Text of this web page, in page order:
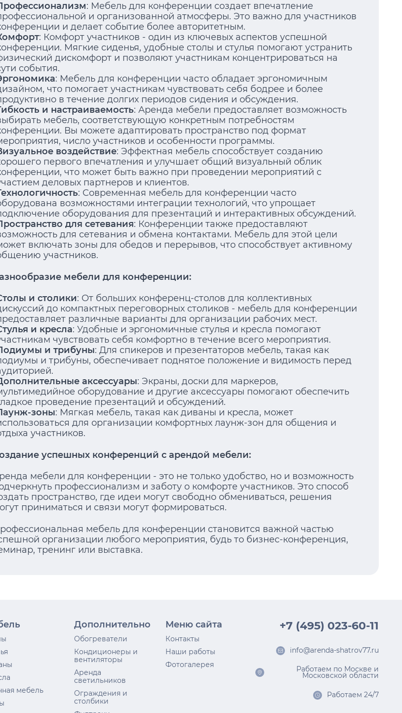
: Мебель для конференции создает впечатление
и организованной атмосферы. Это важно для участников
и делает событие более авторитетным.
: Комфорт участников - один из ключевых аспектов успешной
Мягкие сиденья, удобные столы и стулья помогают устранить
дискомфорт и позволяют участникам концентрироваться на
события.
: Мебель для конференции часто обладает эргономичным
что помогает участникам чувствовать себя бодрее и более
в течение долгих периодов сидения и обсуждения.
и настраиваемость: Аренда мебели предоставляет возможность
мебель, соответствующую конкретным потребностям
Вы можете адаптировать пространство под формат
число участников и особенности программы.
воздействие: Эффектная мебель способствует созданию
первого впечатления и улучшает общий визуальный облик
что может быть важно при проведении мероприятий с
деловых партнеров и клиентов.
: Современная мебель для конференции часто
возможностями интеграции технологий, что упрощает
оборудования для презентаций и интерактивных обсуждений.
для сетевания: Конференции также предоставляют
для сетевания и обмена контактами. Мебель для этой цели
включать зоны для обедов и перерывов, что способствует активному
участников.
мебели для конференции:
и столики: От больших конференц-столов для коллективных
до компактных переговорных столиков - мебель для конференции
различные варианты для организации рабочих мест.
и кресла: Удобные и эргономичные стулья и кресла помогают
чувствовать себя комфортно в течение всего мероприятия.
и трибуны: Для спикеров и презентаторов мебель, такая как
и трибуны, обеспечивает поднятое положение и видимость перед
аксессуары: Экраны, доски для маркеров,
оборудование и другие аксессуары помогают обеспечить
проведение презентаций и обсуждений.
зоны: Мягкая мебель, такая как диваны и кресла, может
для организации комфортных лаунж-зон для общения и
участников.
успешных конференций с арендой мебели:
мебели для конференции - это не только удобство, но и возможность
профессионализм и заботу о комфорте участников. Это способ
пространство, где идеи могут свободно обмениваться, решения
приниматься и связи могут формироваться.
мебель для конференции становится важной частью
организации любого мероприятия, будь то бизнес-конференция,
тренинг или выставка.
мебель
Дополнительно
Обогреватели
Кондиционеры и
вентиляторы
Аренда
светильников
Ограждения и
столбики
Меню сайта
Контакты
Наши работы
Фотогалерея
+7 (495) 023-60-11
info@arenda-shatrov77.ru
Работаем по Москве и
Московской области
Работаем 24/7